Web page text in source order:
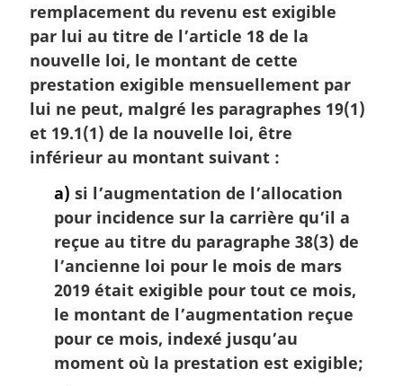
i
n
a
l
e
:
remplacement du revenu est exigible
par lui au titre de l’article 18 de la
nouvelle loi, le montant de cette
prestation exigible mensuellement par
lui ne peut, malgré les paragraphes 19(1)
et 19.1(1) de la nouvelle loi, être
inférieur au montant suivant :
a) si l’augmentation de l’allocation
pour incidence sur la carrière qu’il a
reçue au titre du paragraphe 38(3) de
l’ancienne loi pour le mois de mars
2019 était exigible pour tout ce mois,
le montant de l’augmentation reçue
pour ce mois, indexé jusqu’au
moment où la prestation est exigible;